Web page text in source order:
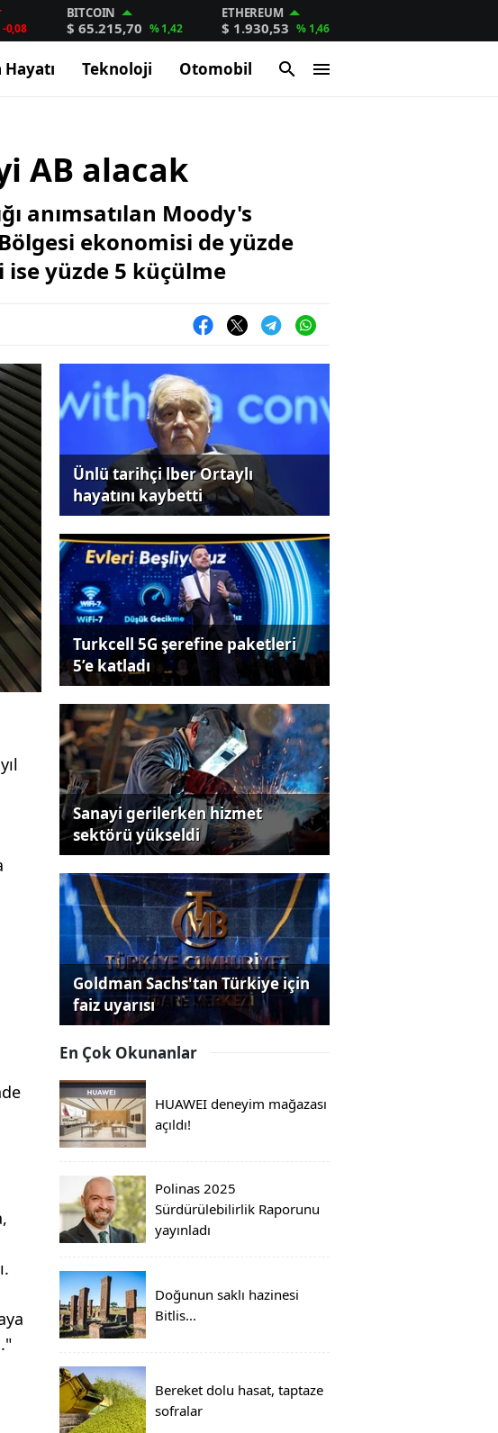
-0,08
BITCOIN
$ 65.215,70 % 1,42
ETHEREUM
$ 1.930,53 % 1,46
Hayatı Teknoloji Otomobil
AB alacak
anımsatılan Moody's
ekonomisi de yüzde
yüzde 5 küçülme
Ünlü tarihçi lber Ortaylı
hayatını kaybetti
Turkcell 5G şerefine paketleri
5’e katladı
Sanayi gerilerken hizmet
sektörü yükseldi
Goldman Sachs'tan Türkiye için
faiz uyarısı
En Çok Okunanlar
HUAWEI deneyim mağazası
açıldı!
Polinas 2025
Sürdürülebilirlik Raporunu
yayınladı
Doğunun saklı hazinesi
Bitlis...
Bereket dolu hasat, taptaze
sofralar